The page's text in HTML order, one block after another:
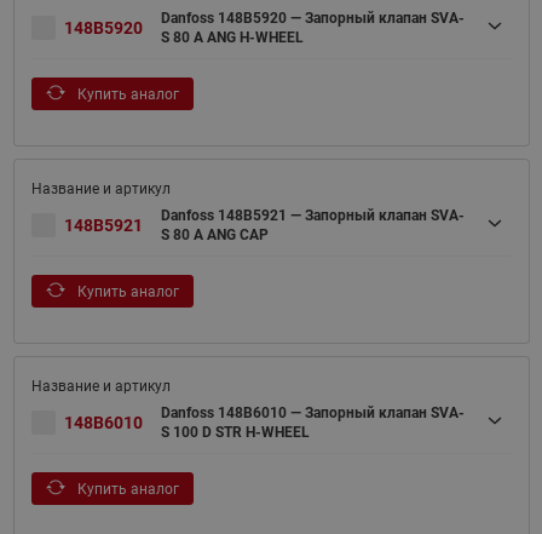
148B5920
Danfoss 148B5920 — Запорный клапан SVA-
S 80 A ANG H-WHEEL
Купить аналог
148B5921
Danfoss 148B5921 — Запорный клапан SVA-
S 80 A ANG CAP
Купить аналог
148B6010
Danfoss 148B6010 — Запорный клапан SVA-
S 100 D STR H-WHEEL
Купить аналог